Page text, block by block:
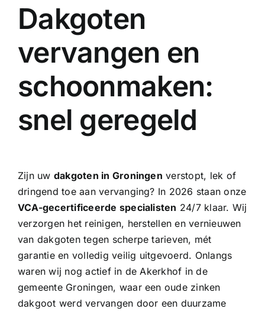
Dakgoten
vervangen en
schoonmaken:
snel geregeld
Zijn uw dakgoten in Groningen verstopt, lek of
dringend toe aan vervanging? In 2026 staan onze
VCA-gecertificeerde specialisten 24/7 klaar. Wij
verzorgen het reinigen, herstellen en vernieuwen
van dakgoten tegen scherpe tarieven, mét
garantie en volledig veilig uitgevoerd. Onlangs
waren wij nog actief in de Akerkhof in de
gemeente Groningen, waar een oude zinken
dakgoot werd vervangen door een duurzame